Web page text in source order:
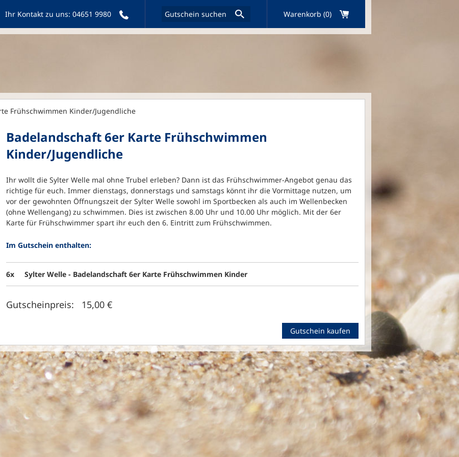
Ihr Kontakt zu uns: 04651 9980 Warenkorb (0)
Frühschwimmen Kinder/Jugendliche
Badelandschaft 6er Karte Frühschwimmen
Kinder/Jugendliche
Ihr wollt die Sylter Welle mal ohne Trubel erleben? Dann ist das Frühschwimmer-Angebot genau das
richtige für euch. Immer dienstags, donnerstags und samstags könnt ihr die Vormittage nutzen, um
vor der gewohnten Öffnungszeit der Sylter Welle sowohl im Sportbecken als auch im Wellenbecken
(ohne Wellengang) zu schwimmen. Dies ist zwischen 8.00 Uhr und 10.00 Uhr möglich. Mit der 6er
Karte für Frühschwimmer spart ihr euch den 6. Eintritt zum Frühschwimmen.
Im Gutschein enthalten:
6x Sylter Welle - Badelandschaft 6er Karte Frühschwimmen Kinder
Gutscheinpreis: 15,00 €
Gutschein kaufen